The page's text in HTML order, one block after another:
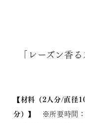
「レーズン香
【材料（2人分/直径
分）】
※所要時間